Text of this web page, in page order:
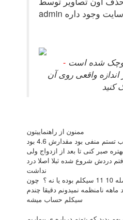
واقعی روی آن
ممنون از راهنماییتون
تستم منفی بود مقدارش 4.6 بود
صبر کنی تا بعد از ازدواج ولی
دردش شروع شده ثبلا اصلا درد
نداشت
درباره فولیکول که گفتید تو فاصله 10 11 سیکلم بوده یا نه ؟ چون
ماهه نامنظمه نمیدونم دقیقا چندم
سیکلم حساب میشه